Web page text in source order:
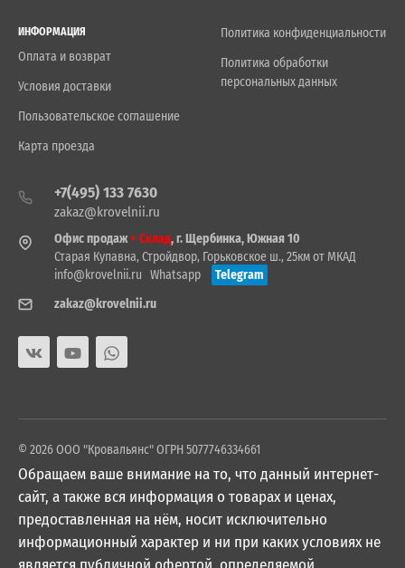
ИНФОРМАЦИЯ
Оплата и возврат
Условия доставки
Пользовательское соглашение
Карта проезда
Политика конфиденциальности
Политика обработки
персональных данных
+7(495) 133 7630
zakaz@krovelnii.ru
Офис продаж+ Склад, г. Щербинка, Южная 10
Старая Купавна, Стройдвор, Горьковское ш., 25км от МКАД
info@krovelnii.ru Whatsapp
Telegram
zakaz@krovelnii.ru
© 2026 ООО "Кровальянс" ОГРН 5077746334661
Обращаем ваше внимание на то, что данный интернет-
сайт, а также вся информация о товарах и ценах,
предоставленная на нём, носит исключительно
информационный характер и ни при каких условиях не